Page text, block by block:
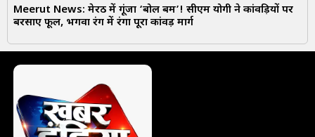
Meerut News: मेरठ में गूंजा ‘बोल बम’! सीएम योगी ने कांवड़ियों पर
बरसाए फूल, भगवा रंग में रंगा पूरा कांवड़ मार्ग